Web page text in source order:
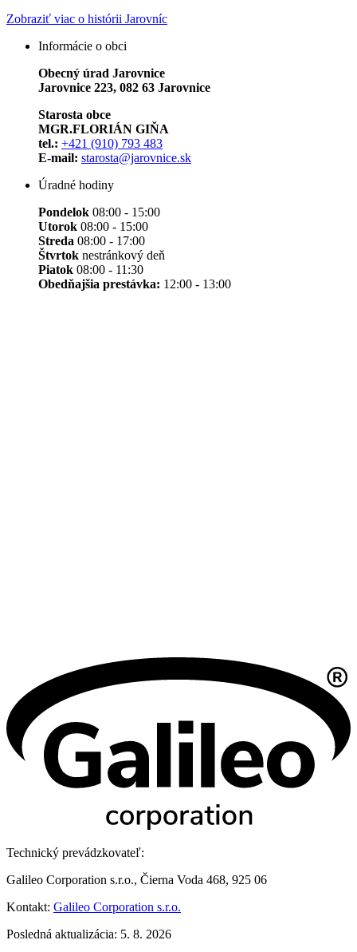
Zobraziť viac o histórii Jarovníc
Informácie o obci
Obecný úrad Jarovnice
Jarovnice 223, 082 63 Jarovnice
Starosta obce
MGR.FLORIÁN GIŇA
tel.: +421 (910) 793 483
E-mail: starosta@jarovnice.sk
Úradné hodiny
Pondelok 08:00 - 15:00
Utorok 08:00 - 15:00
Streda 08:00 - 17:00
Štvrtok nestránkový deň
Piatok 08:00 - 11:30
Obedňajšia prestávka: 12:00 - 13:00
Technický prevádzkovateľ:
Galileo Corporation s.r.o., Čierna Voda 468, 925 06
Kontakt: Galileo Corporation s.r.o.
Posledná aktualizácia: 5. 8. 2026